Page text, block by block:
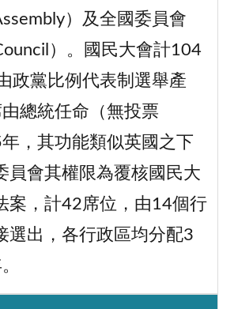
）及全國委員會
）。國民大會計104
政黨比例代表制選舉產
總統任命（無投票
，其功能類似英國之下
員會其權限為覆核國民大
案，計42席位，由14個行
選出，各行政區均分配3